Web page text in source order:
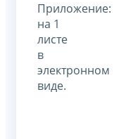
Приложение:
на 1
листе
в
электронном
виде.